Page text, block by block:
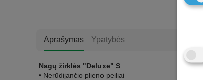
Aprašymas Ypatybės
Nagų žirklės "Deluxe" S
• Nerūdijančio plieno peiliai